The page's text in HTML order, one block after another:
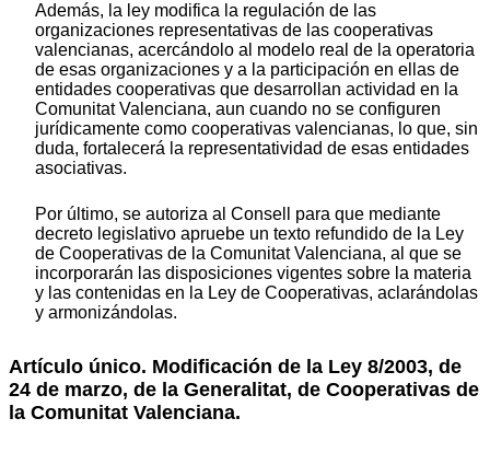
Además, la ley modifica la regulación de las
organizaciones representativas de las cooperativas
valencianas, acercándolo al modelo real de la operatoria
de esas organizaciones y a la participación en ellas de
entidades cooperativas que desarrollan actividad en la
Comunitat Valenciana, aun cuando no se configuren
jurídicamente como cooperativas valencianas, lo que, sin
duda, fortalecerá la representatividad de esas entidades
asociativas.
Por último, se autoriza al Consell para que mediante
decreto legislativo apruebe un texto refundido de la Ley
de Cooperativas de la Comunitat Valenciana, al que se
incorporarán las disposiciones vigentes sobre la materia
y las contenidas en la Ley de Cooperativas, aclarándolas
y armonizándolas.
Artículo único. Modificación de la Ley 8/2003, de
24 de marzo, de la Generalitat, de Cooperativas de
la Comunitat Valenciana.